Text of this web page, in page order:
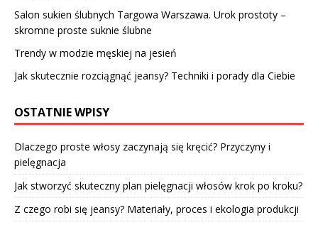
Salon sukien ślubnych Targowa Warszawa. Urok prostoty –
skromne proste suknie ślubne
Trendy w modzie męskiej na jesień
Jak skutecznie rozciągnąć jeansy? Techniki i porady dla Ciebie
OSTATNIE WPISY
Dlaczego proste włosy zaczynają się kręcić? Przyczyny i
pielęgnacja
Jak stworzyć skuteczny plan pielęgnacji włosów krok po kroku?
Z czego robi się jeansy? Materiały, proces i ekologia produkcji